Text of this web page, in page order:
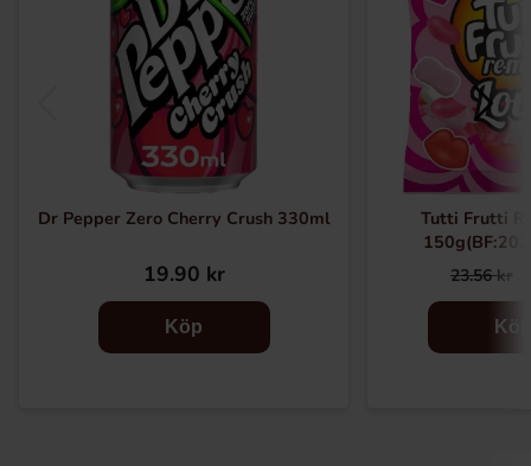
Dr Pepper Zero Cherry Crush 330ml
19.90 kr
Köp
Tutti Frutti
23.56 kr
Köp